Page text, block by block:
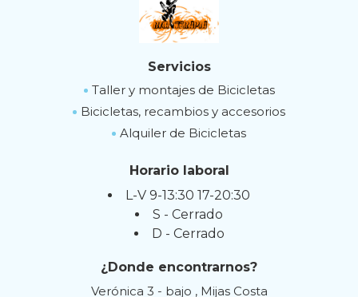
Servicios
Taller y montajes de Bicicletas
Bicicletas, recambios y accesorios
Alquiler de Bicicletas
Horario laboral
L-V 9-13:30 17-20:30
S - Cerrado
D - Cerrado
¿Donde encontrarnos?
Verónica 3 - bajo , Mijas Costa